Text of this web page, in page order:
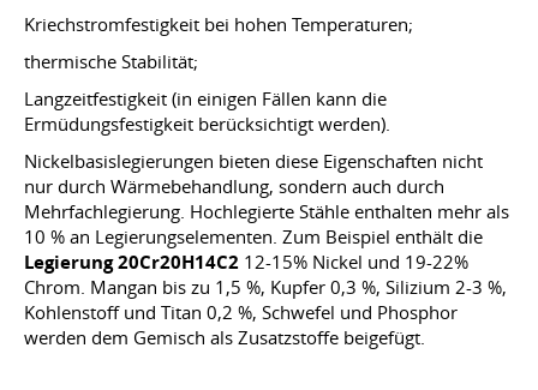
Kriechstromfestigkeit bei hohen Temperaturen;
thermische Stabilität;
Langzeitfestigkeit (in einigen Fällen kann die
Ermüdungsfestigkeit berücksichtigt werden).
Nickelbasislegierungen bieten diese Eigenschaften nicht
nur durch Wärmebehandlung, sondern auch durch
Mehrfachlegierung. Hochlegierte Stähle enthalten mehr als
10 % an Legierungselementen. Zum Beispiel enthält die
Legierung 20Cr20H14C2 12-15% Nickel und 19-22%
Chrom. Mangan bis zu 1,5 %, Kupfer 0,3 %, Silizium 2-3 %,
Kohlenstoff und Titan 0,2 %, Schwefel und Phosphor
werden dem Gemisch als Zusatzstoffe beigefügt.